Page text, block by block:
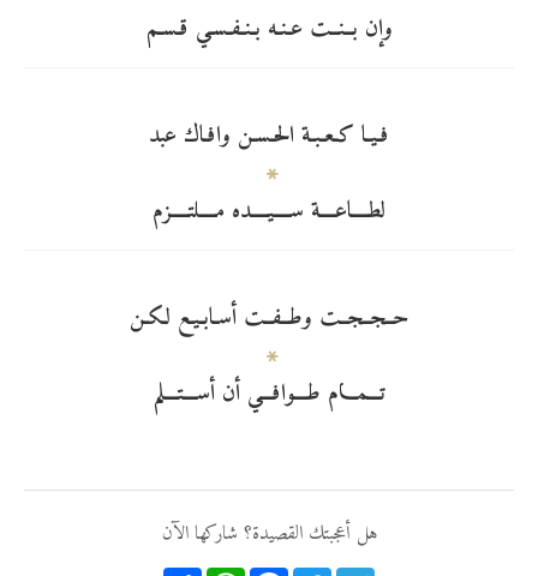
وإن بــنــت عـنـه بـنـفـسـي قـسـم
فـيـا كـعـبـة الحـسـن وافـاك عبد
لطــــاعــــة ســــيــــده مــــلتــــزم
حــجــجــت وطــفــت أسـابـيـع لكـن
تـــمـــام طـــوافـــي أن أســـتـــلم
هل أعجبتك القصيدة؟ شاركها الآن